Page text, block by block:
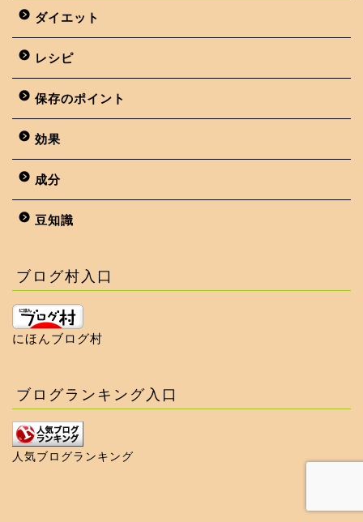
ダイエット
レシピ
保存のポイント
効果
成分
豆知識
ブログ村入口
にほんブログ村
ブログランキング入口
人気ブログランキング